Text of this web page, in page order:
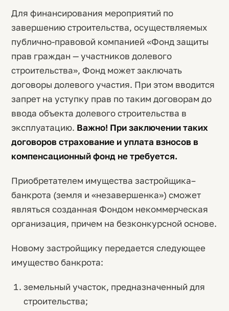
Для финансирования мероприятий по
завершению строительства, осуществляемых
публично-правовой компанией «Фонд защиты
прав граждан — участников долевого
строительства», Фонд может заключать
договоры долевого участия. При этом вводится
запрет на уступку прав по таким договорам до
ввода объекта долевого строительства в
эксплуатацию. Важно! При заключении таких
договоров страхование и уплата взносов в
компенсационный фонд не требуется.
Приобретателем имущества застройщика–
банкрота (земля и «незавершенка») сможет
являться созданная Фондом некоммерческая
организация, причем на безконкурсной основе.
Новому застройщику передается следующее
имущество банкрота:
земельный участок, предназначенный для
строительства;